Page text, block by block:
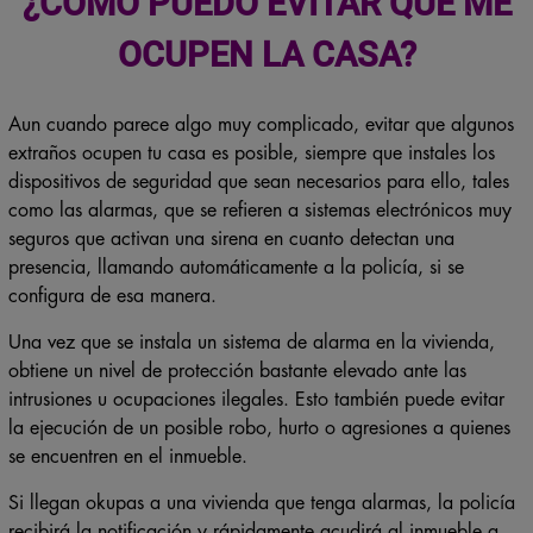
OCUPEN LA CASA?
Aun cuando parece algo muy complicado, evitar que algunos
extraños ocupen tu casa es posible, siempre que instales los
dispositivos de seguridad que sean necesarios para ello, tales
como las alarmas, que se refieren a sistemas electrónicos muy
seguros que activan una sirena en cuanto detectan una
presencia, llamando automáticamente a la policía, si se
configura de esa manera.
Una vez que se instala un sistema de alarma en la vivienda,
obtiene un nivel de protección bastante elevado ante las
intrusiones u ocupaciones ilegales. Esto también puede evitar
la ejecución de un posible robo, hurto o agresiones a quienes
se encuentren en el inmueble.
Si llegan okupas a una vivienda que tenga alarmas, la policía